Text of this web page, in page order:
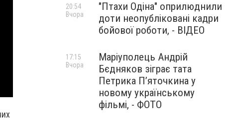
"Птахи Одіна" оприлюднили
доти неопубліковані кадри
бойової роботи, - ВІДЕО
20:54
Вчора
Маріуполець Андрій
Бєдняков зіграє тата
Петрика П’яточкина у
новому українському
фільмі, - ФОТО
17:15
Вчора